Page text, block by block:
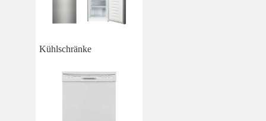
Kühlschränke